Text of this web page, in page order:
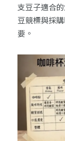
支豆子適合
豆競標與採購
要。